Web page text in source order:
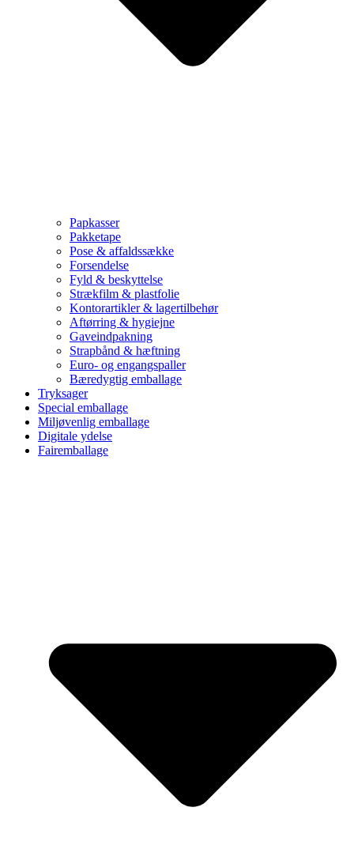
Papkasser
Pakketape
Pose & affaldssække
Forsendelse
Fyld & beskyttelse
Strækfilm & plastfolie
Kontorartikler & lagertilbehør
Aftørring & hygiejne
Gaveindpakning
Strapbånd & hæftning
Euro- og engangspaller
Bæredygtig emballage
Tryksager
Special emballage
Miljøvenlig emballage
Digitale ydelse
Fairemballage